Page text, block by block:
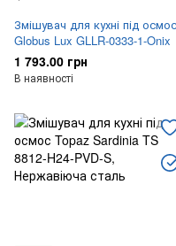
Змішувач для кухні під осмос
Globus Lux GLLR-0333-1-Onix
1 793.00 грн
В наявності